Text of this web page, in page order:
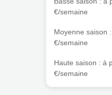
€/semaine
Moyenne saison
€/semaine
Haute saison : à
€/semaine